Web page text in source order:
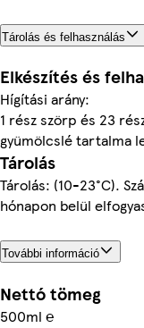
Tárolás és felhasználás
Elkészítés és
Hígítási arány:
1 rész szörp és 23
gyümölcslé tartalma
Tárolás
Tárolás: (10-23°C).
hónapon belül
További információ
Nettó tömeg
500ml ℮